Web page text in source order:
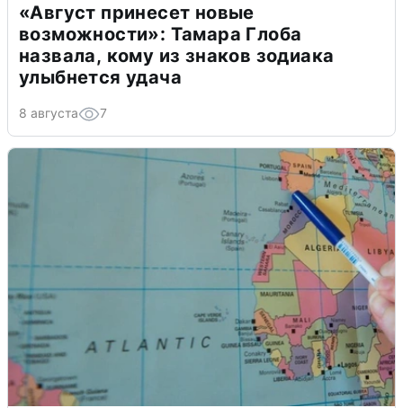
«Август принесет новые
возможности»: Тамара Глоба
назвала, кому из знаков зодиака
улыбнется удача
8 августа 7